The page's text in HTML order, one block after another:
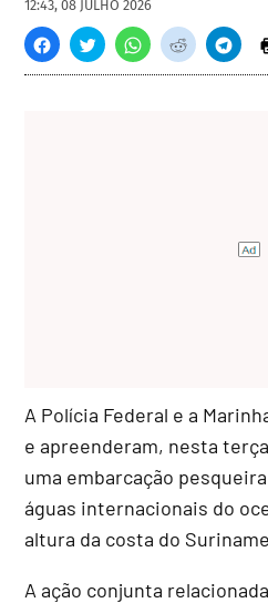
12:43, 08 JULHO 2026
A Polícia Federal e a
e apreenderam, nesta
uma embarcação
águas internacionais do
altura da costa do
A ação conjunta